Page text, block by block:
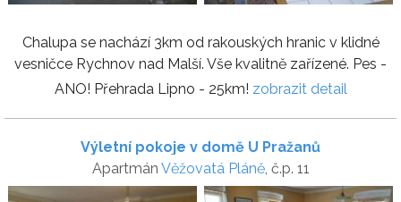
Chalupa se nachází 3km od rakouských hranic v klidné
vesničce Rychnov nad Malší. Vše kvalitně zařízené. Pes -
ANO! Přehrada Lipno - 25km! zobrazit detail
Výletní pokoje v domě U Pražanů
Apartmán Věžovatá Pláně, č.p. 11